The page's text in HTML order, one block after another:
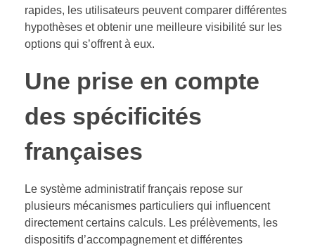
rapides, les utilisateurs peuvent comparer différentes
hypothèses et obtenir une meilleure visibilité sur les
options qui s’offrent à eux.
Une prise en compte
des spécificités
françaises
Le système administratif français repose sur
plusieurs mécanismes particuliers qui influencent
directement certains calculs. Les prélèvements, les
dispositifs d’accompagnement et différentes